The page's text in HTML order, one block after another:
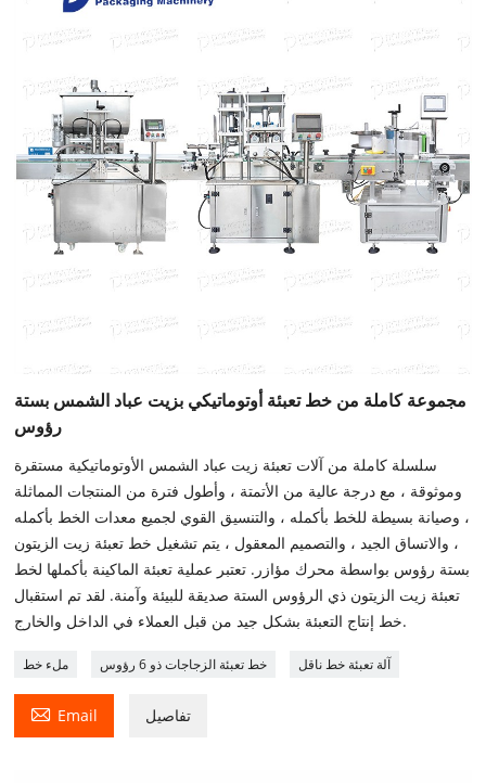
مجموعة كاملة من خط تعبئة أوتوماتيكي بزيت عباد الشمس بستة
رؤوس
سلسلة كاملة من آلات تعبئة زيت عباد الشمس الأوتوماتيكية مستقرة
وموثوقة ، مع درجة عالية من الأتمتة ، وأطول فترة من المنتجات المماثلة
، وصيانة بسيطة للخط بأكمله ، والتنسيق القوي لجميع معدات الخط بأكمله
، والاتساق الجيد ، والتصميم المعقول ، يتم تشغيل خط تعبئة زيت الزيتون
بستة رؤوس بواسطة محرك مؤازر. تعتبر عملية تعبئة الماكينة بأكملها لخط
تعبئة زيت الزيتون ذي الرؤوس الستة صديقة للبيئة وآمنة. لقد تم استقبال
خط إنتاج التعبئة بشكل جيد من قبل العملاء في الداخل والخارج.
ملء خط خط تعبئة الزجاجات ذو 6 رؤوس آلة تعبئة خط ناقل
 Email تفاصيل